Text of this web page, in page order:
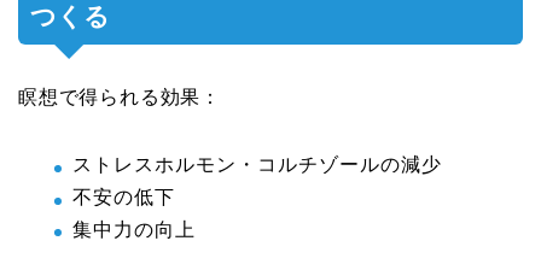
つくる
瞑想で得られる効果：
ストレスホルモン・コルチゾールの減少
不安の低下
集中力の向上